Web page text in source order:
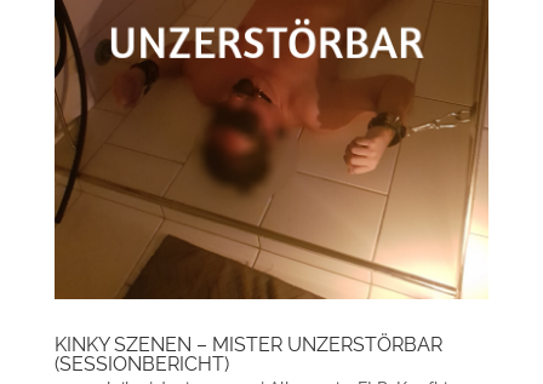
KINKY SZENEN – MISTER UNZERSTÖRBAR
(SESSIONBERICHT)